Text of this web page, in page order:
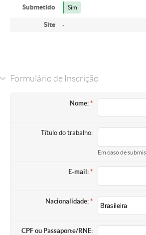
Submetido Sim
Site -
Formulário de Inscrição
Nome:
Título do trabalho:
Em caso de
E-mail:
Nacionalidade:
CPF ou Passaporte/RNE: